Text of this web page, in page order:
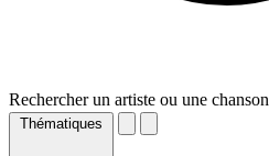
Rechercher un artiste ou une chanson
Thématiques